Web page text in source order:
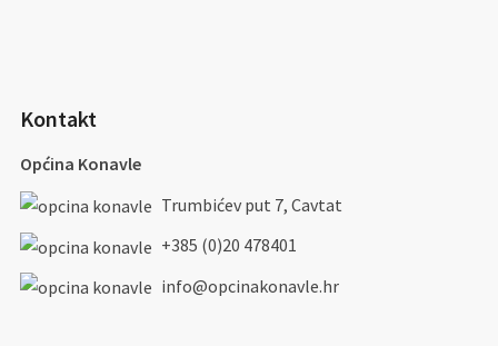
Kontakt
Općina Konavle
Trumbićev put 7, Cavtat
+385 (0)20 478401
info@opcinakonavle.hr